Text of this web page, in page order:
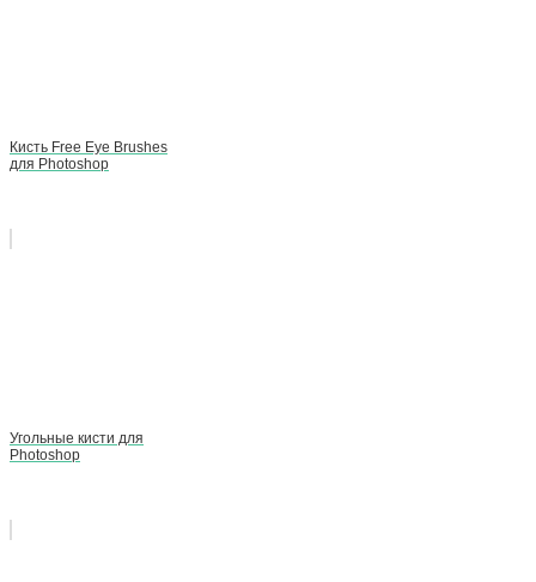
Кисть Free Eye Brushes
для Photoshop
Угольные кисти для
Photoshop